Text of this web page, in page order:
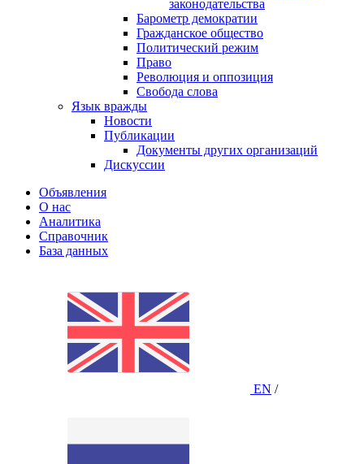
законодательства
Барометр демократии
Гражданское общество
Политический режим
Право
Революция и оппозиция
Свобода слова
Язык вражды
Новости
Публикации
Документы других организаций
Дискуссии
Объявления
О нас
Аналитика
Справочник
База данных
EN /